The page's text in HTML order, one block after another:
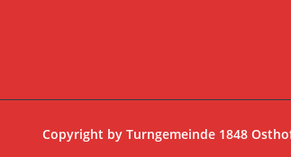
Copyright by Turngemeinde 1848